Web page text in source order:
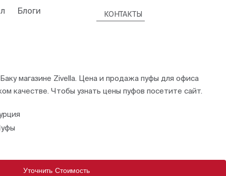
Блоги КОНТАКТЫ
магазине Zivella. Цена и продажа пуфы для офиса
качестве. Чтобы узнать цены пуфов посетите сайт.
Уточнить Стоимость